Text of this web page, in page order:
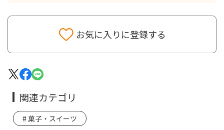
お気に入りに登録する
関連カテゴリ
菓子・スイーツ